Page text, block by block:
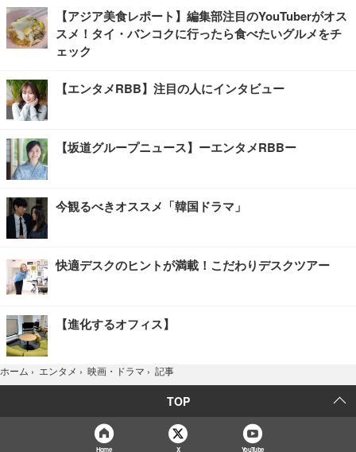
【アジア美食レポート】編集部注目のYouTuberがオス
スメ！タイ・バンコクに行ったら食べたいグルメをチ
ェック
【エンタメRBB】注目の人にインタビュー
【坂道グループニュース】ーエンタメRBBー
今観るべきオススメ「韓国ドラマ」
快適デスクのヒントが満載！こだわりデスクツアー
【進化するオフィス】
ホーム › エンタメ › 映画・ドラマ › 記事
TOP
Home X YouTube